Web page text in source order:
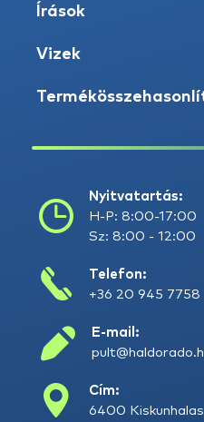
Írások
Vizek
Nyitvatartás:
H-P: 8:00-17:00
Sz: 8:00 - 12:00
Telefon:
+36 20 945 7758
E-mail:
Cím:
6400